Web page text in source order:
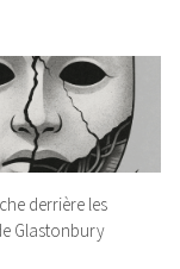
derrière les
Glastonbury